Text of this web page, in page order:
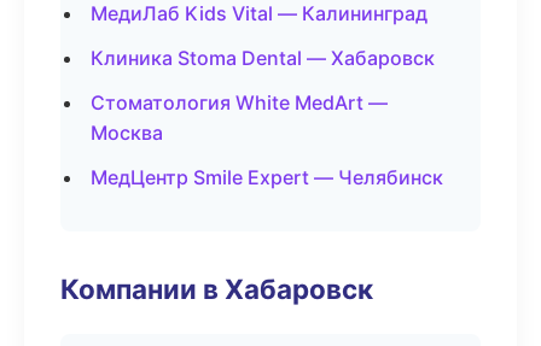
МедиЛаб Kids Vital — Калининград
Клиника Stoma Dental — Хабаровск
Стоматология White MedArt —
Москва
МедЦентр Smile Expert — Челябинск
Компании в Хабаровск